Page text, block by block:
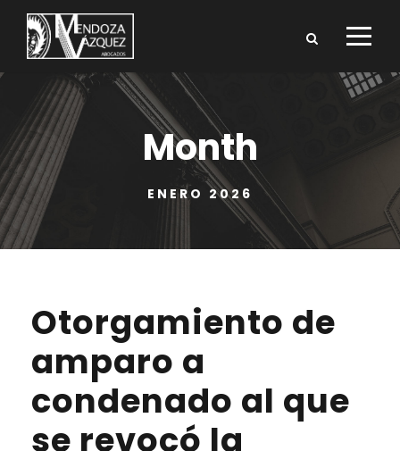
Month
ENERO 2026
Otorgamiento de
amparo a
condenado al que
se revocó la